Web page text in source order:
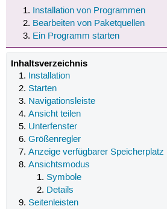
Installation von Programmen
Bearbeiten von Paketquellen
Ein Programm starten
Inhaltsverzeichnis
Installation
Starten
Navigationsleiste
Ansicht teilen
Unterfenster
Größenregler
Anzeige verfügbarer Speicherplatz
Ansichtsmodus
Symbole
Details
Seitenleisten